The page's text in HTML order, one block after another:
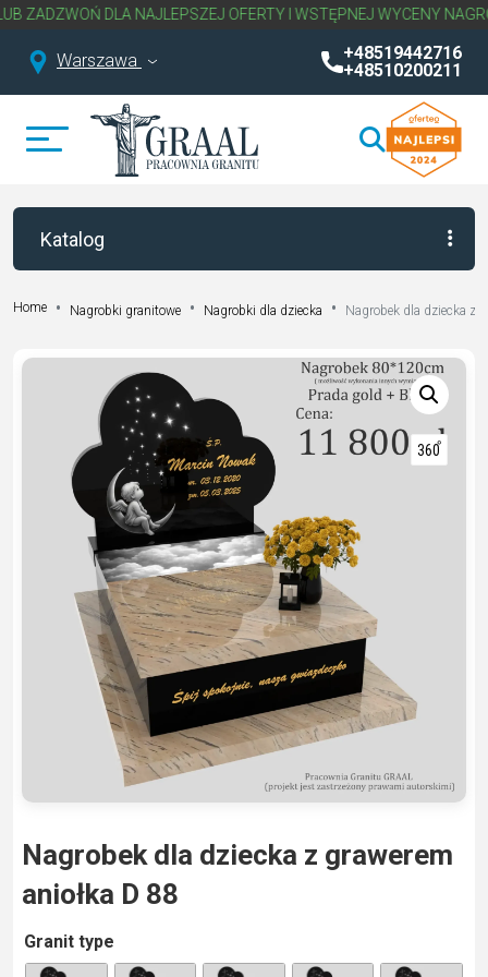
NAJLEPSZEJ OFERTY I WSTĘPNEJ WYCENY NAGROBKA.
Warszawa
+48519442716
+48510200211
Katalog
Home Nagrobki granitowe Nagrobki dla dziecka Nagrobek dla dziecka z
Nagrobek dla dziecka z grawerem
aniołka D 88
Granit type
A
lt